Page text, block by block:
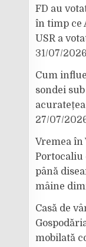
FD au
în timp ce
USR a
31/07/2026
Cum
sondei
27/07/
Vremea în
Portocaliu
până
mâine
Casă de
mobilată